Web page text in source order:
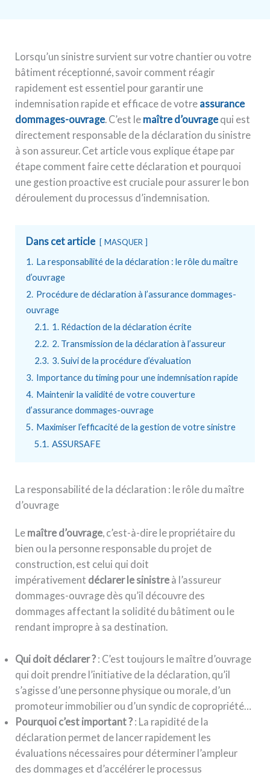
Lorsqu’un sinistre survient sur votre chantier ou votre
bâtiment réceptionné, savoir comment réagir
rapidement est essentiel pour garantir une
indemnisation rapide et efficace de votre assurance
dommages-ouvrage. C’est le maître d’ouvrage qui est
directement responsable de la déclaration du sinistre
à son assureur. Cet article vous explique étape par
étape comment faire cette déclaration et pourquoi
une gestion proactive est cruciale pour assurer le bon
déroulement du processus d’indemnisation.
Dans cet article MASQUER
1. La responsabilité de la déclaration : le rôle du maître
d’ouvrage
2. Procédure de déclaration à l’assurance dommages-
ouvrage
2.1. 1. Rédaction de la déclaration écrite
2.2. 2. Transmission de la déclaration à l’assureur
2.3. 3. Suivi de la procédure d’évaluation
3. Importance du timing pour une indemnisation rapide
4. Maintenir la validité de votre couverture
d’assurance dommages-ouvrage
5. Maximiser l’efficacité de la gestion de votre sinistre
5.1. ASSURSAFE
La responsabilité de la déclaration : le rôle du maître
d’ouvrage
Le maître d’ouvrage, c’est-à-dire le propriétaire du
bien ou la personne responsable du projet de
construction, est celui qui doit
impérativement déclarer le sinistre à l’assureur
dommages-ouvrage dès qu’il découvre des
dommages affectant la solidité du bâtiment ou le
rendant impropre à sa destination.
Qui doit déclarer ? : C’est toujours le maître d’ouvrage
qui doit prendre l’initiative de la déclaration, qu’il
s’agisse d’une personne physique ou morale, d’un
promoteur immobilier ou d’un syndic de copropriété…
Pourquoi c’est important ? : La rapidité de la
déclaration permet de lancer rapidement les
évaluations nécessaires pour déterminer l’ampleur
des dommages et d’accélérer le processus